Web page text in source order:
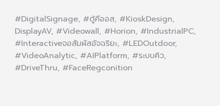
#DigitalSignage, #ตู้คีออส, #KioskDesign,
DisplayAV, #Videowall, #Horion, #IndustrialPC,
#Interactiveจอสัมผัสอัจฉริยะ, #LEDOutdoor,
#VideoAnalytic, #AIPlatform, #ระบบคิว,
#DriveThru, #FaceRegconition